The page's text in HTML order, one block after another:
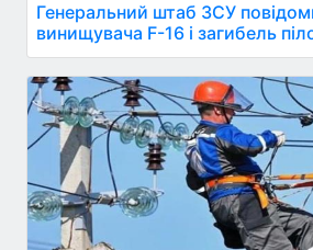
Генеральний штаб ЗСУ
винищувача F-16 і загибель